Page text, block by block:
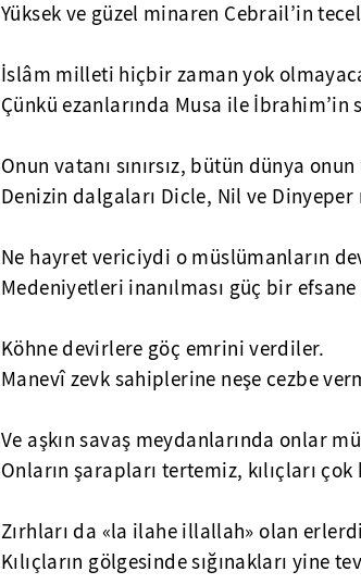
Yüksek ve güzel minaren Cebrail’in
İslâm milleti hiçbir zaman yok
Çünkü ezanlarında Musa ile İbrahim’in
Onun vatanı sınırsız, bütün dünya
Denizin dalgaları Dicle, Nil ve
Ne hayret vericiydi o müslümanların
Medeniyetleri inanılması güç bir
Köhne devirlere göç emrini verdiler.
Manevî zevk sahiplerine neşe cezbe
Ve aşkın savaş meydanlarında onlar
Onların şarapları tertemiz, kılıçları
Zırhları da «la ilahe illallah» olan
Kılıçların gölgesinde sığınakları yine